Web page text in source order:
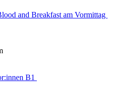
and Breakfast am Vormittag
B1